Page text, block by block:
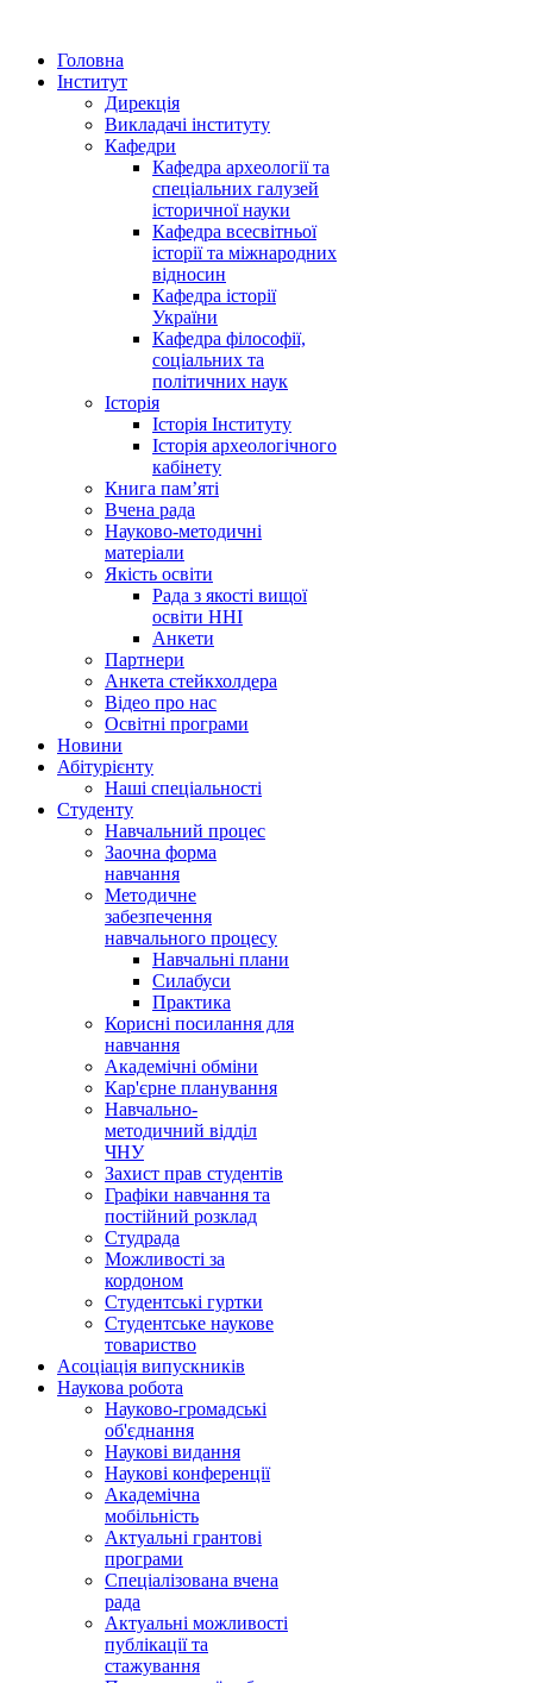
Головна
Інститут
Дирекція
Викладачі інституту
Кафедри
Кафедра археології та
спеціальних галузей
історичної науки
Кафедра всесвітньої
історії та міжнародних
відносин
Кафедра історії
України
Кафедра філософії,
соціальних та
політичних наук
Історія
Історія Інституту
Історія археологічного
кабінету
Книга памʼяті
Вчена рада
Науково-методичні
матеріали
Якість освіти
Рада з якості вищої
освіти ННІ
Анкети
Партнери
Анкета стейкхолдера
Відео про нас
Освітні програми
Hовини
Абітурієнту
Наші спеціальності
Студенту
Навчальний процес
Заочна форма
навчання
Методичне
забезпечення
навчального процесу
Навчальні плани
Силабуси
Практика
Корисні посилання для
навчання
Академічні обміни
Кар'єрне планування
Навчально-
методичний відділ
ЧНУ
Захист прав студентів
Графіки навчання та
постійний розклад
Студрада
Можливості за
кордоном
Студентські гуртки
Студентське наукове
товариство
Асоціація випускників
Наукова робота
Науково-громадські
об'єднання
Наукові видання
Наукові конференції
Академічна
мобільність
Актуальні грантові
програми
Спеціалізована вчена
рада
Актуальні можливості
публікації та
стажування